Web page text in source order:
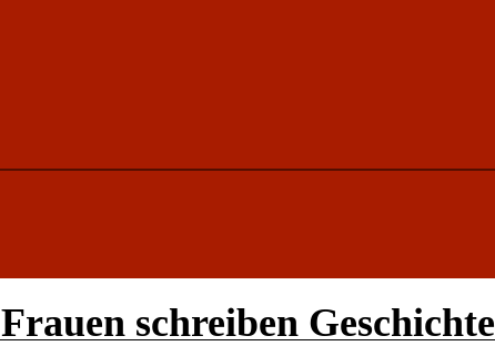
Frauen schreiben Geschichte